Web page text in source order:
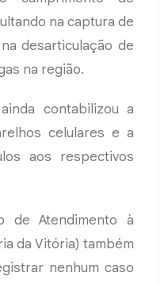
na captura de
desarticulação de
na região.
contabilizou a
celulares e a
aos respectivos
de Atendimento à
da Vitória) também
nenhum caso